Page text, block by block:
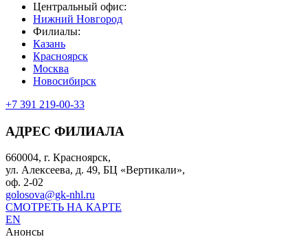
Центральный офис:
Нижний Новгород
Филиалы:
Казань
Красноярск
Москва
Новосибирск
+7 391 219-00-33
АДРЕС ФИЛИАЛА
660004, г. Красноярск,
ул. Алексеева, д. 49, БЦ «Вертикали»,
оф. 2-02
golosova@gk-nhl.ru
СМОТРЕТЬ НА КАРТЕ
EN
Анонсы